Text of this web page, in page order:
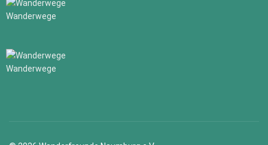
Wanderwege
Wanderwege